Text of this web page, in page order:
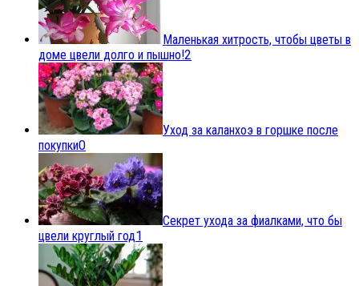
Маленькая хитрость, чтобы цветы в
доме цвели долго и пышно!2
Уход за каланхоэ в горшке после
покупки0
Секрет ухода за фиалками, что бы
цвели круглый год1